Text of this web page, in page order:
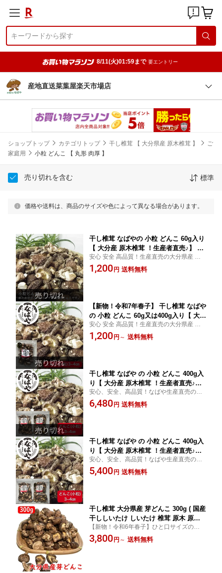
8/11(火)01:59まで 要エントリー
産地直送菜葉屋楽天市場店
ショップトップ カテゴリトップ 干し椎茸 【 大分県産 原木椎茸 】
ご
家庭用
小粒 どんこ 【 丸形 肉厚 】
売り切れを含む 標準
価格や送料は、商品のサイズや色によって異なる場合があります。
干し椎茸 なばやの 小粒 どんこ 60g入り
【 大分産 原木椎茸 ！生産者直売♪】 国
産 送料無料 しいたけ 乾し椎茸 乾しし
いたけ 乾燥椎茸 乾燥しいたけ 九州産
安心 安全 高品質！生産直売の大分県産 原
木栽培の干し椎茸!傘のサイズが3〜4センチ
の肉厚などんこです♪
1,200 円 送料無料
【新物！令和7年春子】 干し椎茸 なばや
の 小粒 どんこ 60g又は400g入り【 大分
産 原木椎茸 ！生産者直売♪】 国産 送料
無料 しいたけ 乾し椎茸 乾ししいたけ
安心 安全 高品質！生産直売の大分県産 原
木栽培の干し椎茸!傘のサイズが3〜4センチ
の肉厚などんこです♪【干ししいたけ どん
1,200 円 ～ 送料無料
干し椎茸 なばや の 小粒 どんこ 400g入
り【 大分産 原木椎茸 ！生産者直売♪】
送料無料 国産 九州産 ( 肉厚 しいたけ 干
ししいたけ 乾し椎茸 原木 ）
安心、安全、高品質！なばや生産直売の乾
椎茸!傘のサイズが3〜4センチの肉厚などん
こです♪たっぷり400g入りのお買い得な商
6,480 円 送料無料
干し椎茸 なばや の 小粒 どんこ 400g入
り【 大分産 原木椎茸 ！生産者直売♪】
送料無料 国産 九州産 ( 肉厚 しいたけ 干
ししいたけ 乾し椎茸 原木 ）
安心、安全、高品質！なばや生産直売の乾
椎茸!傘のサイズが3〜4センチの肉厚などん
こです♪たっぷり400g入りのお買い得な商
5,400 円 送料無料
干し椎茸 大分県産 芽どんこ 300g ( 国産
干ししいたけ しいたけ 椎茸 原木 原木
栽培 乾燥椎茸 乾燥しいたけ 訳あり 大
容量 肉厚 小粒 業務用 大容量 一口サイ
【新物！令和6年春子】ひと口サイズのかわ
いい芽どんこ
3,800 円 ～ 送料無料